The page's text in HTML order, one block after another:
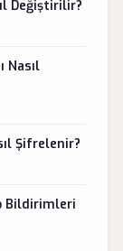
Değiştirilir?
Nasıl
Şifrelenir?
Bildirimleri